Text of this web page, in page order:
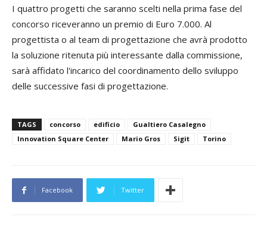
I quattro progetti che saranno scelti nella prima fase del
concorso riceveranno un premio di Euro 7.000. Al
progettista o al team di progettazione che avrà prodotto
la soluzione ritenuta più interessante dalla commissione,
sarà affidato l'incarico del coordinamento dello sviluppo
delle successive fasi di progettazione.
TAGS concorso edificio
Gualtiero Casalegno
Innovation Square Center
Mario Gros Sigit Torino
Facebook Twitter